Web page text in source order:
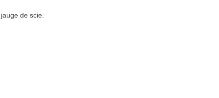
de scie.